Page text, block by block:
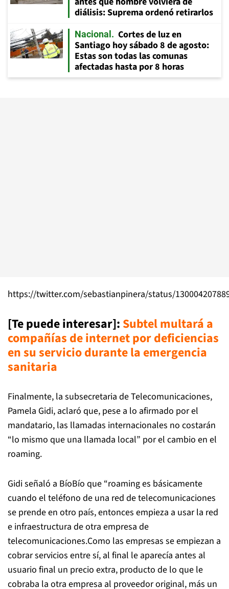
diálisis: Suprema ordenó retirarlos
Nacional
Cortes de luz en
Santiago hoy sábado 8 de agosto:
Estas son todas las comunas
afectadas hasta por 8 horas
https://twitter.com/sebastianpinera/status/
[Te puede interesar]: Subtel multará a
compañías de internet por deficiencias
en su servicio durante la emergencia
sanitaria
Finalmente, la subsecretaria de Telecomunicaciones,
Pamela Gidi, aclaró que, pese a lo afirmado por el
mandatario, las llamadas internacionales no costarán
“lo mismo que una llamada local” por el cambio en el
roaming.
Gidi señaló a BíoBío que “roaming es básicamente
cuando el teléfono de una red de telecomunicaciones
se prende en otro país, entonces empieza a usar la red
e infraestructura de otra empresa de
telecomunicaciones.Como las empresas se empiezan a
cobrar servicios entre sí, al final le aparecía antes al
usuario final un precio extra, producto de lo que le
cobraba la otra empresa al proveedor original, más un